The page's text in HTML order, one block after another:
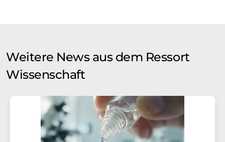
Weitere News aus dem Ressort
Wissenschaft